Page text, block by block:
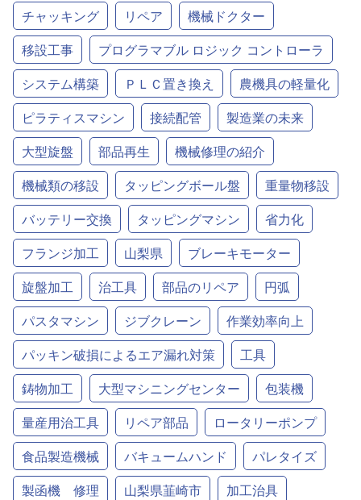
チャッキング リペア
機械ドクター
移設工事
プログラマブル ロジック コントローラ
システム構築
ＰＬＣ置き換え
農機具の軽量化
ピラティスマシン
接続配管
製造業の未来
大型旋盤
部品再生
機械修理の紹介
機械類の移設
タッピングボール盤
重量物移設
バッテリー交換
タッピングマシン
省力化
フランジ加工
山梨県
ブレーキモーター
旋盤加工
治工具 部品のリペア
円弧
パスタマシン
ジブクレーン
作業効率向上
パッキン破損によるエア漏れ対策
工具
鋳物加工
大型マシニングセンター
包装機
量産用治工具
リペア部品
ロータリーポンプ
食品製造機械
バキュームハンド
パレタイズ
製函機 修理
山梨県韮崎市
加工治具